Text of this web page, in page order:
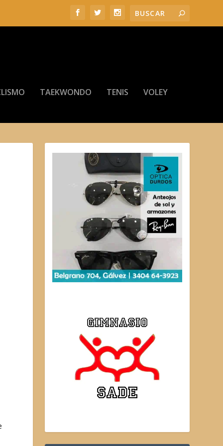
TAEKWONDO TENIS VOLEY